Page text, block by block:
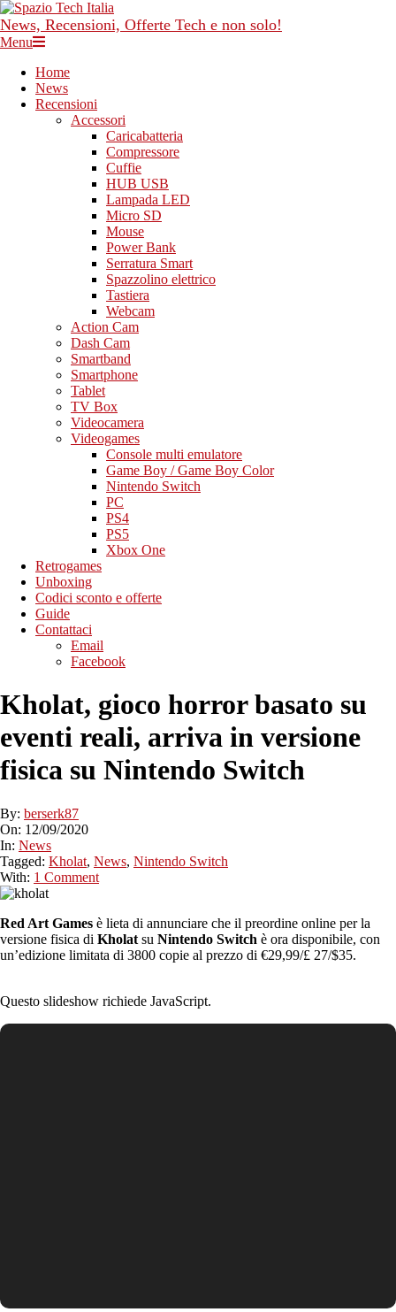
Skip
to
content
News, Recensioni, Offerte Tech e non solo!
Primary
Menu
Menu
Home
News
Recensioni
Accessori
Caricabatteria
Compressore
Cuffie
HUB USB
Lampada LED
Micro SD
Mouse
Power Bank
Serratura Smart
Spazzolino elettrico
Tastiera
Webcam
Action Cam
Dash Cam
Smartband
Smartphone
Tablet
TV Box
Videocamera
Videogames
Console multi emulatore
Game Boy / Game Boy Color
Nintendo Switch
PC
PS4
PS5
Xbox One
Retrogames
Unboxing
Codici sconto e offerte
Guide
Contattaci
Email
Facebook
Kholat, gioco horror basato su
eventi reali, arriva in versione
fisica su Nintendo Switch
By: berserk87
On: 12/09/2020
In: News
Tagged: Kholat, News, Nintendo Switch
With: 1 Comment
Red Art Games è lieta di annunciare che il preordine online per la
versione fisica di Kholat su Nintendo Switch è ora disponibile, con
un’edizione limitata di 3800 copie al prezzo di €29,99/£ 27/$35.
Questo slideshow richiede JavaScript.